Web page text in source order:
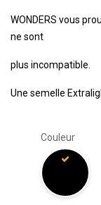
WONDERS vous
ne sont
plus incompatible.
Une semelle
Couleur